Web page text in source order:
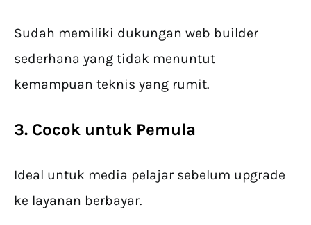
Sudah memiliki dukungan web builder
sederhana yang tidak menuntut
kemampuan teknis yang rumit.
3. Cocok untuk Pemula
Ideal untuk media pelajar sebelum upgrade
ke layanan berbayar.